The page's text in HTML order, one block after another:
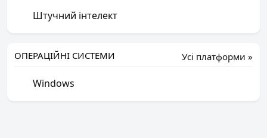
Штучний інтелект
Усі платформи »
ОПЕРАЦІЙНІ СИСТЕМИ
Windows